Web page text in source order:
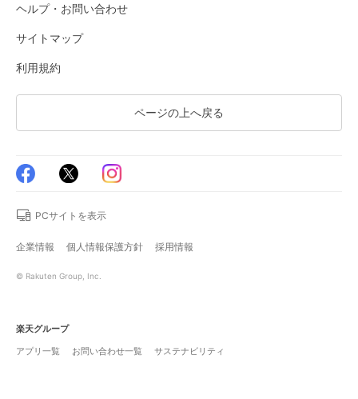
ヘルプ・お問い合わせ
サイトマップ
利用規約
ページの上へ戻る
PCサイトを表示
企業情報 個人情報保護方針 採用情報
© Rakuten Group, Inc.
楽天グループ
アプリ一覧
お問い合わせ一覧 サステナビリティ